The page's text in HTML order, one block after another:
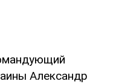
Александр